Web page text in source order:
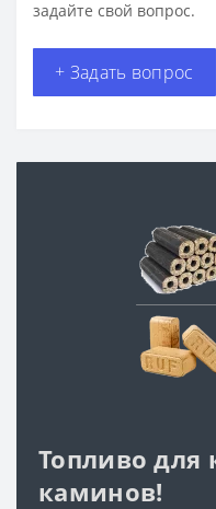
задайте свой вопрос.
+ Задать вопрос
Топливо для
каминов!